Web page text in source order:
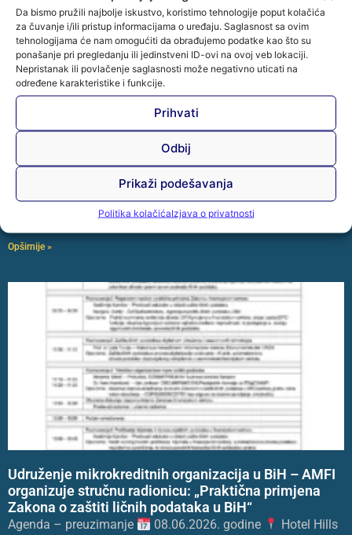
Da bismo pružili najbolje iskustvo, koristimo tehnologije poput kolačića
za čuvanje i/ili pristup informacijama o uređaju. Saglasnost sa ovim
tehnologijama će nam omogućiti da obrađujemo podatke kao što su
ponašanje pri pregledanju ili jedinstveni ID-ovi na ovoj veb lokaciji.
Nepristanak ili povlačenje saglasnosti može negativno uticati na
određene karakteristike i funkcije.
Prihvati
Odbij
Prikaži podešavanja
Politika kolačićaIzjava o privatnosti
Održana je stručna radionica „Praktična primjena
Zakona o zaštiti ličnih podataka u BiH“
U organizaciji Udruženja mikrokreditnih organizacija u Bosni
i Hercegovini – AMFI održana je stručna radionica
„Praktična primjena Zakona o zaštiti ličnih podataka u BiH“,
Opširnije »
Udruženje mikrokreditnih organizacija u BiH – AMFI
organizuje stručnu radionicu: „Praktična primjena
Zakona o zaštiti ličnih podataka u BiH“
Agenda – preuzimanje 08.06.2026. godine
Hotel Hills